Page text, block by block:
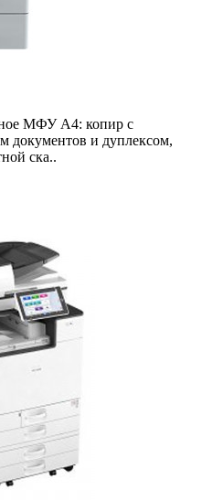
МФУ A4: копир с
документов и дуплексом,
ска..